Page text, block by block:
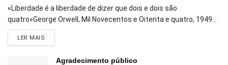
«Liberdade é a liberdade de dizer que dois e dois são
quatro»George Orwell, Mil Novecentos e Oitenta e quatro, 1949...
LER MAIS
Agradecimento público